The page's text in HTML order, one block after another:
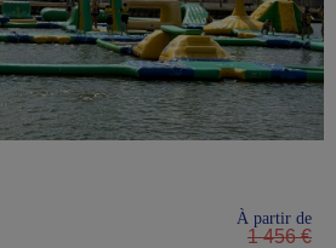
À partir de
1 456 €